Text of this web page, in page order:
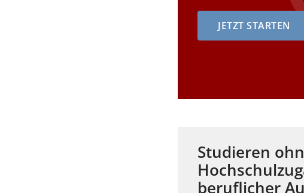
JETZT STARTEN
Studieren
beruflicher